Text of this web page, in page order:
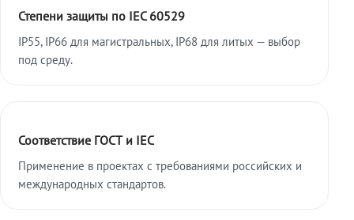
Степени защиты по IEC 60529
IP55, IP66 для магистральных, IP68 для литых — выбор
под среду.
Соответствие ГОСТ и IEC
Применение в проектах с требованиями российских и
международных стандартов.